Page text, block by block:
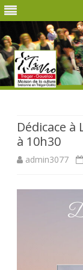
Dédicace
à 10h30
admin3077